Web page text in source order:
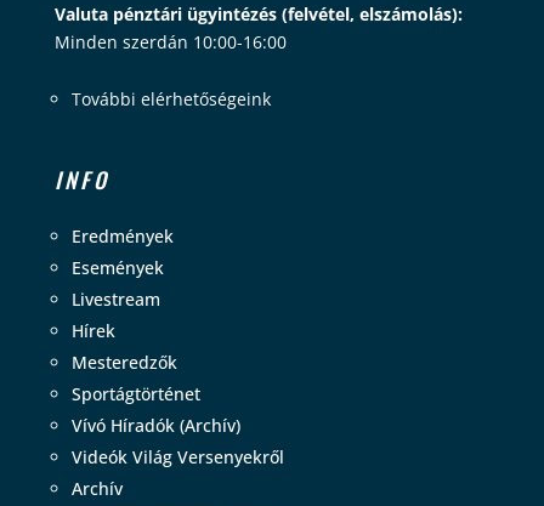
Valuta pénztári ügyintézés (felvétel, elszámolás):
Minden szerdán 10:00-16:00
További elérhetőségeink
INFO
Eredmények
Események
Livestream
Hírek
Mesteredzők
Sportágtörténet
Vívó Híradók (Archív)
Videók Világ Versenyekről
Archív